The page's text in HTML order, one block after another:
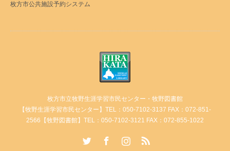
枚方市公共施設予約システム
枚方市立牧野生涯学習市民センター・牧野図書館
【牧野生涯学習市民センター】TEL：050-7102-3137 FAX：072-851-
2566【牧野図書館】TEL：050-7102-3121 FAX：072-855-1022